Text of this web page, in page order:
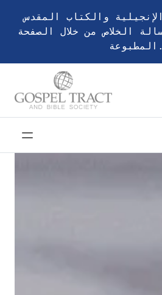
والكتاب المقدس
الخلاص من خلال الصفحة
المطبوعة.